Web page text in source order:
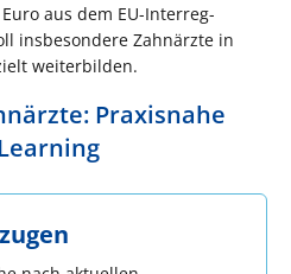
aus dem EU-Interreg-
insbesondere Zahnärzte in
weiterbilden.
Praxisnahe